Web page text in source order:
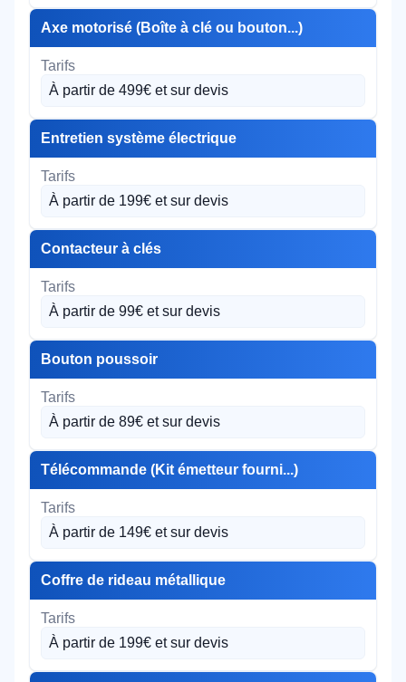
Axe motorisé (Boîte à clé ou bouton...)
À partir de 499€ et sur devis
Entretien système électrique
À partir de 199€ et sur devis
Contacteur à clés
À partir de 99€ et sur devis
Bouton poussoir
À partir de 89€ et sur devis
Télécommande (Kit émetteur fourni...)
À partir de 149€ et sur devis
Coffre de rideau métallique
À partir de 199€ et sur devis